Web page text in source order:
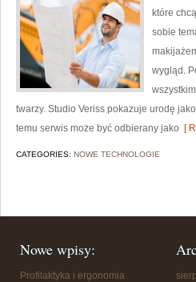
które
sobie
wygląd.
twarzy. Studio Veriss pokazuje urodę
temu serwis może być odbierany jako [
CATEGORIES: NOWE TECHNOLOGIE
Nowe wpisy:
Profilaktyka i ergonomia